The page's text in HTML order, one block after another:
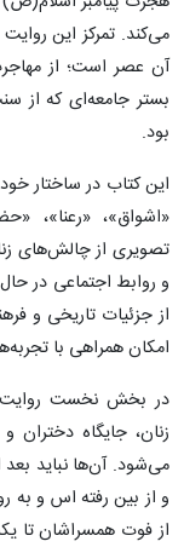
می‌کند. تمرکز این
آن عصر است؛ از
بستر جامعه‌ای که از
بود.
این کتاب در ساختار
«اشواق»، «رعنا»،
تصویری از چالش‌های
و روابط اجتماعی در
از جزئیات تاریخی و
امکان همراهی با
در بخش نخست روایت،
زنان، جایگاه
می‌شود. آن‌ها نباید
و از بین رفته اس و به
از فوت همسراشان تا